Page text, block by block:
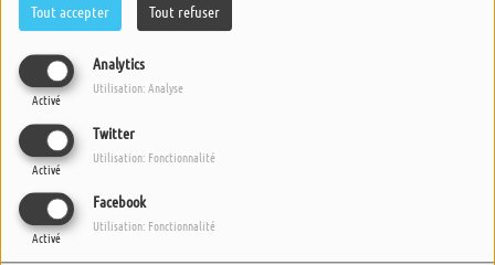
Tout accepter Tout refuser
Analytics
Activé
Utilisation: Analyse
Twitter
Activé
Utilisation: Fonctionnalité
Facebook
Activé
Utilisation: Fonctionnalité
Furie de Temps